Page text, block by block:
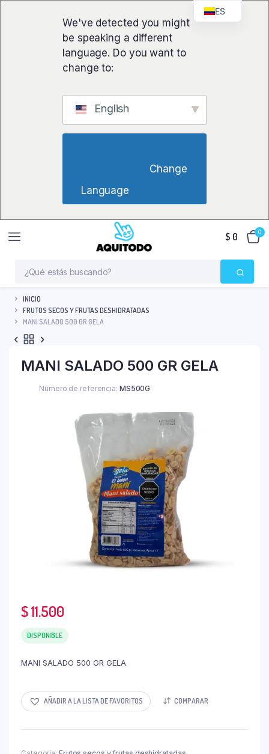
We've detected you might
be speaking a different
language. Do you want to
change to:
English
Language
$ 0 0
INICIO
FRUTOS SECOS Y FRUTAS DESHIDRATADAS
MANI SALADO 500 GR GELA
MANI SALADO 500 GR GELA
Número de referencia: MS500G
$11.500
DISPONIBLE
MANI SALADO 500 GR GELA
AÑADIR A LA LISTA DE FAVORITOS COMPARAR
ES